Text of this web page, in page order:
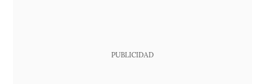
PUBLICIDAD